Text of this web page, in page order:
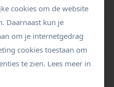
€ 9,75 € 13,00
€ 10,50 € 14,00
cookies om de website
Daarnaast kun je
om je internetgedrag
cookies toestaan om
te zien. Lees meer in